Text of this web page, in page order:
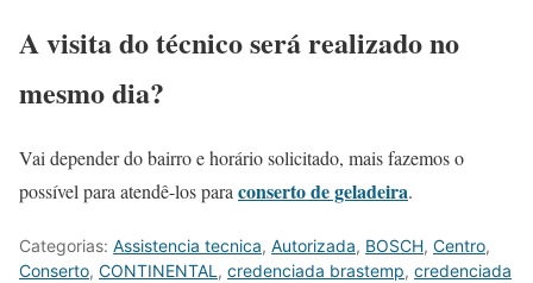
A visita do técnico será realizado no
mesmo dia?
Vai depender do bairro e horário solicitado, mais fazemos o
possível para atendê-los para conserto de geladeira.
Categorias: Assistencia tecnica, Autorizada, BOSCH, Centro,
Conserto, CONTINENTAL , credenciada brastemp, credenciada